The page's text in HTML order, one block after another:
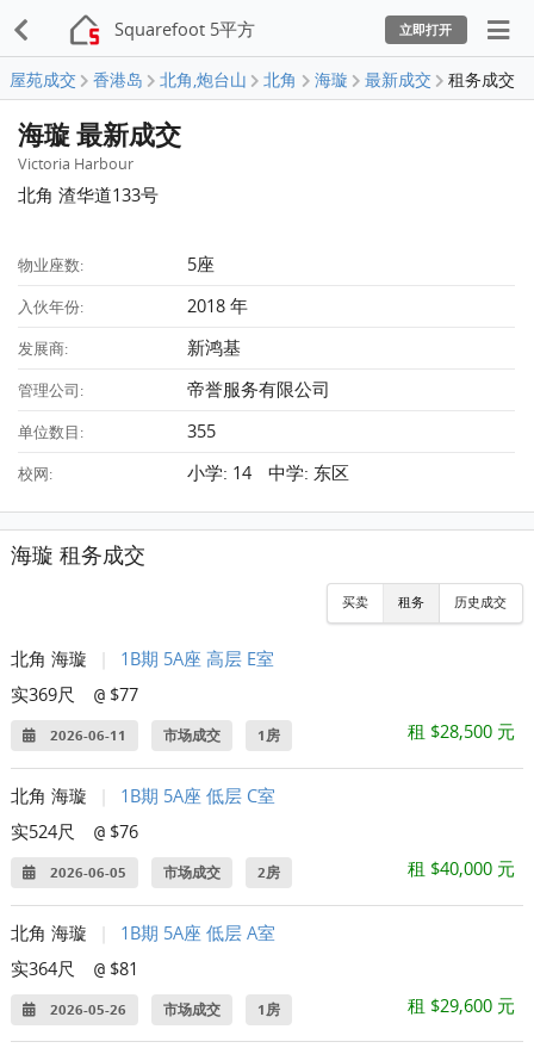
Squarefoot 5平方 立即打开
屋苑成交 香港岛 北角,炮台山 北角 海璇 最新成交 租务成交
海璇 最新成交
Victoria Harbour
北角 渣华道133号
物业座数: 5座
入伙年份: 2018 年
发展商: 新鸿基
管理公司: 帝誉服务有限公司
单位数目: 355
校网: 小学: 14 中学: 东区
海璇 租务成交
买卖 租务 历史成交
北角 海璇
1B期 5A座 高层 E室
实369尺
@ $77
2026-06-11 市场成交 1房 租 $28,500 元
北角 海璇
1B期 5A座 低层 C室
实524尺
@ $76
2026-06-05 市场成交 2房 租 $40,000 元
北角 海璇
1B期 5A座 低层 A室
实364尺
@ $81
2026-05-26 市场成交 1房 租 $29,600 元